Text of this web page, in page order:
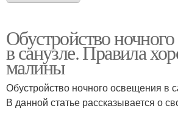
Обустройство
в санузле. Правила
малины
Обустройство ночного освещения в
В данной статье рассказывается о